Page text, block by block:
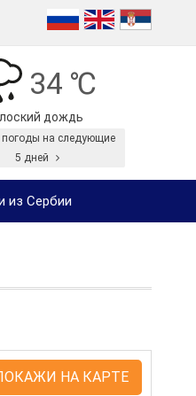
34 ℃
дождь
погоды на следующие
5 дней
из Сербии
НА КАРТЕ